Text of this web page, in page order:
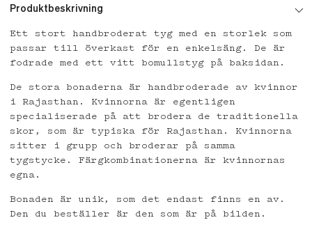
Produktbeskrivning
Ett stort handbroderat tyg med en storlek som
passar till överkast för en enkelsäng. De är
fodrade med ett vitt bomullstyg på baksidan.
De stora bonaderna är handbroderade av kvinnor
i Rajasthan. Kvinnorna är egentligen
specialiserade på att brodera de traditionella
skor, som är typiska för Rajasthan. Kvinnorna
sitter i grupp och broderar på samma
tygstycke. Färgkombinationerna är kvinnornas
egna.
Bonaden är unik, som det endast finns en av.
Den du beställer är den som är på bilden.